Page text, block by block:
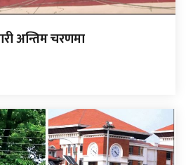
अन्तिम चरणमा